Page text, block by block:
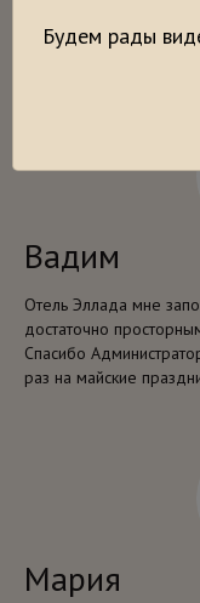
в отель с таким
«Москва» и ТК
Вадим
Отель Эллада мне
достаточно
Спасибо
раз на майские
Мария
Будем рады